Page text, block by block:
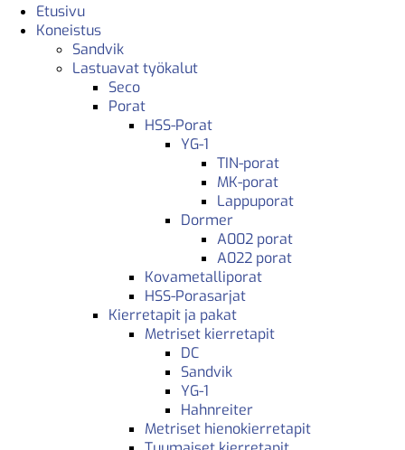
Etusivu
Koneistus
Sandvik
Lastuavat työkalut
Seco
Porat
HSS-Porat
YG-1
TIN-porat
MK-porat
Lappuporat
Dormer
A002 porat
A022 porat
Kovametalliporat
HSS-Porasarjat
Kierretapit ja pakat
Metriset kierretapit
DC
Sandvik
YG-1
Hahnreiter
Metriset hienokierretapit